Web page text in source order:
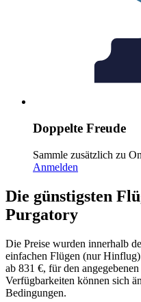
Doppelte Freude
Sammle zusätzlich zu
Anmelden
Die günstigsten
Purgatory
Die Preise wurden innerhalb
einfachen Flügen (nur
ab 831 €, für den
Verfügbarkeiten können sich
Bedingungen.